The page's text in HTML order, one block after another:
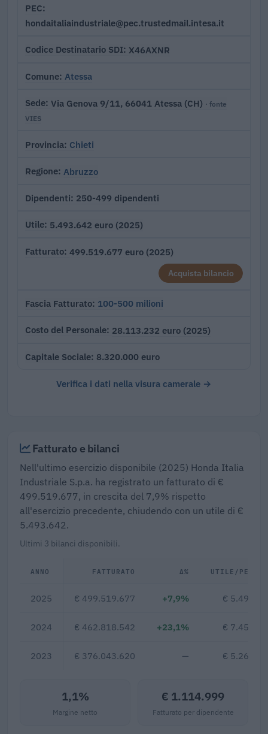
PEC
hondaitaliaindustriale@pec.trustedmail.intesa.it
Codice Destinatario SDI X46AXNR
Comune Atessa
Sede Via Genova 9/11, 66041 Atessa (CH) · fonte
VIES
Provincia Chieti
Regione Abruzzo
Dipendenti 250-499 dipendenti
Utile 5.493.642 euro (2025)
Fatturato 499.519.677 euro (2025)
Acquista bilancio
Fascia Fatturato 100-500 milioni
Costo del Personale 28.113.232 euro (2025)
Capitale Sociale 8.320.000 euro
Verifica i dati nella visura camerale →
Fatturato e bilanci
Nell'ultimo esercizio disponibile (2025) Honda Italia
Industriale S.p.a. ha registrato un fatturato di €
499.519.677, in crescita del 7,9% rispetto
all'esercizio precedente, chiudendo con un utile di €
5.493.642.
Ultimi 3 bilanci disponibili.
ANNO FATTURATO Δ% UTILE/
2025 € 499.519.677 +7,9% €
2024 € 462.818.542 +23,1% €
2023 € 376.043.620 — €
1,1%
Margine netto
€ 1.114.999
Fatturato per dipendente